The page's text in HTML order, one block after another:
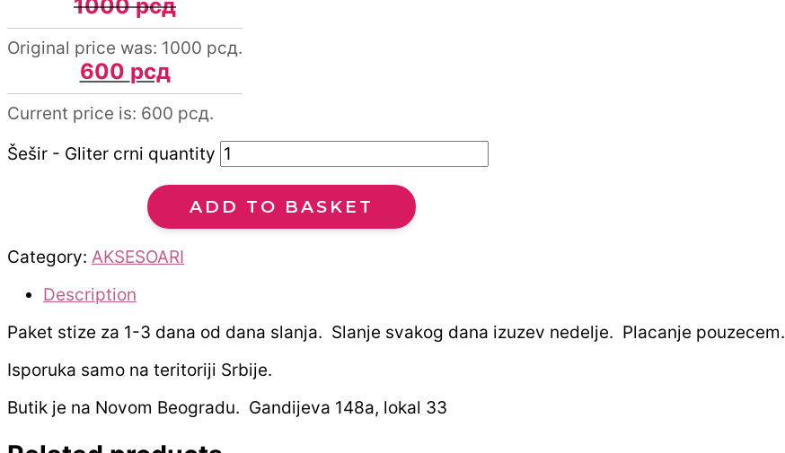
1000рсд
Original price was: 1000 рсд.
600 рсд
Current price is: 600 рсд.
Šešir - Gliter crni quantity
ADD TO BASKET
Category: AKSESOARI
Description
Paket stize za 1-3 dana od dana slanja. Slanje svakog dana izuzev nedelje. Placanje pouzecem.
Isporuka samo na teritoriji Srbije.
Butik je na Novom Beogradu. Gandijeva 148a, lokal 33